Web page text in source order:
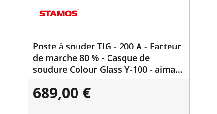
Poste à souder TIG - 200 A - Facteur
de marche 80 % - Casque de
soudure Colour Glass Y-100 - aimant
689,00 €